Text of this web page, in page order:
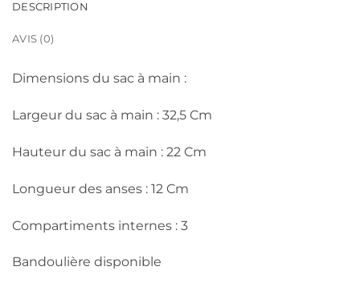
DESCRIPTION
AVIS (0)
Dimensions du sac à main :
Largeur du sac à main : 32,5 Cm
Hauteur du sac à main : 22 Cm
Longueur des anses : 12 Cm
Compartiments internes : 3
Bandoulière disponible